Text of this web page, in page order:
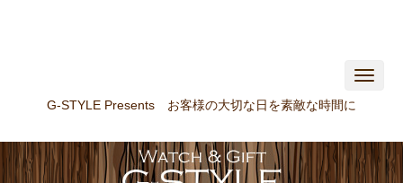
N
t
i
G-STYLE Presents お客様の大切な日を素敵な時間に